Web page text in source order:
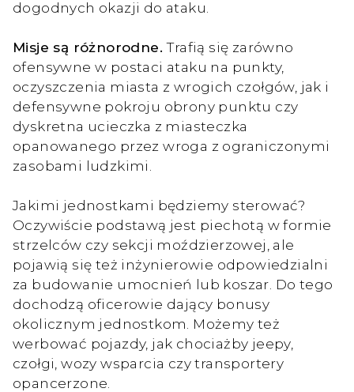
dogodnych okazji do ataku.
Misje są różnorodne.Trafią się zarówno
ofensywne w postaci ataku na punkty,
oczyszczenia miasta z wrogich czołgów, jak i
defensywne pokroju obrony punktu czy
dyskretna ucieczka z miasteczka
opanowanego przez wroga z ograniczonymi
zasobami ludzkimi.
Jakimi jednostkami będziemy sterować?
Oczywiście podstawą jest piechotą w formie
strzelców czy sekcji moździerzowej, ale
pojawią się też inżynierowie odpowiedzialni
za budowanie umocnień lub koszar. Do tego
dochodzą oficerowie dający bonusy
okolicznym jednostkom. Możemy też
werbować pojazdy, jak chociażby jeepy,
czołgi, wozy wsparcia czy transportery
opancerzone.